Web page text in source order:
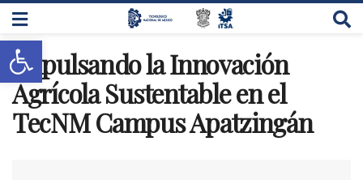
Impulsando la Innovación
Agrícola Sustentable en el
TecNM Campus Apatzingán
Abrir barra de herramientas